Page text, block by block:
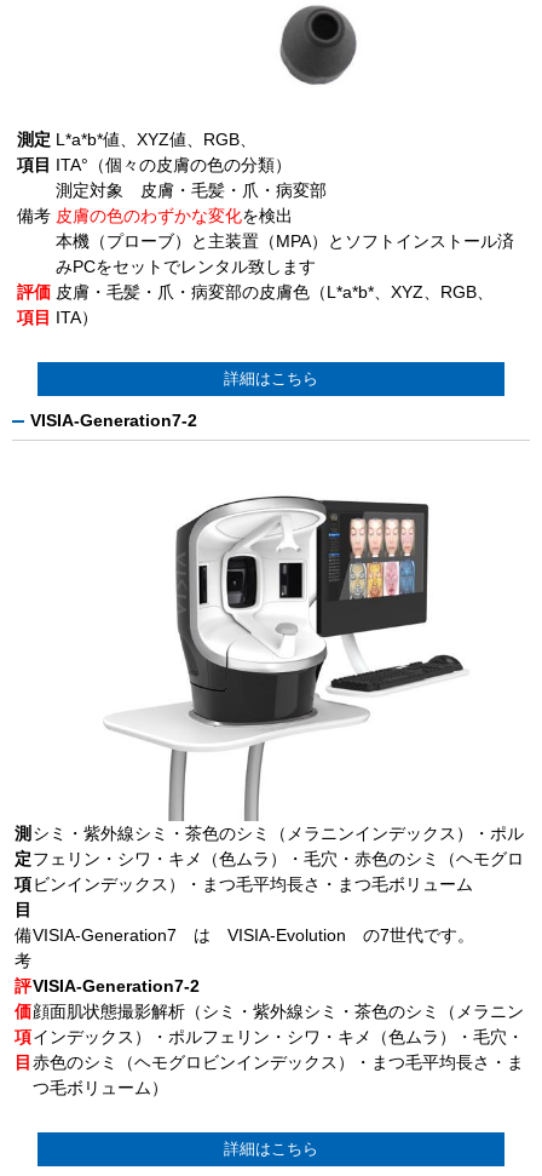
測定
項目
L*a*b*値、XYZ値、RGB、
ITA°（個々の皮膚の色の分類）
測定対象 皮膚・毛髪・爪・病変部
備考 皮膚の色のわずかな変化を検出
本機（プローブ）と主装置（MPA）とソフトインストール済
みPCをセットでレンタル致します
評価
項目
皮膚・毛髪・爪・病変部の皮膚色（L*a*b*、XYZ、RGB、
ITA）
詳細はこちら
VISIA-Generation7-2
測
定
項
目
シミ・紫外線シミ・茶色のシミ（メラニンインデックス）・ポル
フェリン・シワ・キメ（色ムラ）・毛穴・赤色のシミ（ヘモグロ
ビンインデックス）・まつ毛平均長さ・まつ毛ボリューム
備
考
VISIA-Generation7 は VISIA-Evolution の7世代です。
評
価
項
目
VISIA-Generation7-2
顔面肌状態撮影解析（シミ・紫外線シミ・茶色のシミ（メラニン
インデックス）・ポルフェリン・シワ・キメ（色ムラ）・毛穴・
赤色のシミ（ヘモグロビンインデックス）・まつ毛平均長さ・ま
つ毛ボリューム）
詳細はこちら